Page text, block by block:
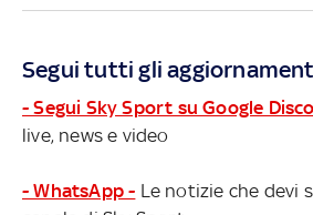
Segui tutti gli
- Segui Sky Sport su Google
live, news e video
- WhatsApp - Le notizie che devi